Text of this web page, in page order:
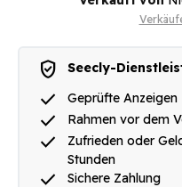
verified_user Seecly-
done Geprüfte Anzeigen
done Rahmen vor dem
done
Zufrieden oder
Stunden
done Sichere Zahlung